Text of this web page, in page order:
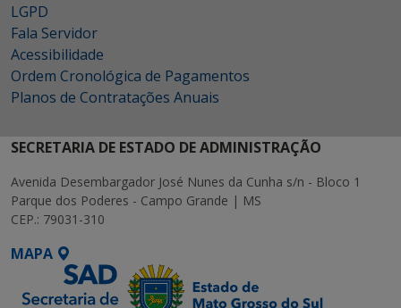
LGPD
Fala Servidor
Acessibilidade
Ordem Cronológica de Pagamentos
Planos de Contratações Anuais
SECRETARIA DE ESTADO DE ADMINISTRAÇÃO
Avenida Desembargador José Nunes da Cunha s/n - Bloco 1
Parque dos Poderes - Campo Grande | MS
CEP.: 79031-310
MAPA